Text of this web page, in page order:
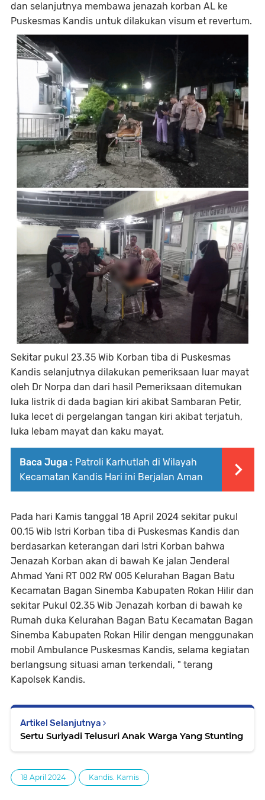
dan selanjutnya membawa jenazah korban AL ke
Puskesmas Kandis untuk dilakukan visum et revertum.
Sekitar pukul 23.35 Wib Korban tiba di Puskesmas
Kandis selanjutnya dilakukan pemeriksaan luar mayat
oleh Dr Norpa dan dari hasil Pemeriksaan ditemukan
luka listrik di dada bagian kiri akibat Sambaran Petir,
luka lecet di pergelangan tangan kiri akibat terjatuh,
luka lebam mayat dan kaku mayat.
Baca Juga : Patroli Karhutlah di Wilayah
Kecamatan Kandis Hari ini Berjalan Aman
Pada hari Kamis tanggal 18 April 2024 sekitar pukul
00.15 Wib Istri Korban tiba di Puskesmas Kandis dan
berdasarkan keterangan dari Istri Korban bahwa
Jenazah Korban akan di bawah Ke jalan Jenderal
Ahmad Yani RT 002 RW 005 Kelurahan Bagan Batu
Kecamatan Bagan Sinemba Kabupaten Rokan Hilir dan
sekitar Pukul 02.35 Wib Jenazah korban di bawah ke
Rumah duka Kelurahan Bagan Batu Kecamatan Bagan
Sinemba Kabupaten Rokan Hilir dengan menggunakan
mobil Ambulance Puskesmas Kandis, selama kegiatan
berlangsung situasi aman terkendali, " terang
Kapolsek Kandis.
Artikel Selanjutnya
Sertu Suriyadi Telusuri Anak Warga Yang Stunting
18 April 2024 Kandis. Kamis